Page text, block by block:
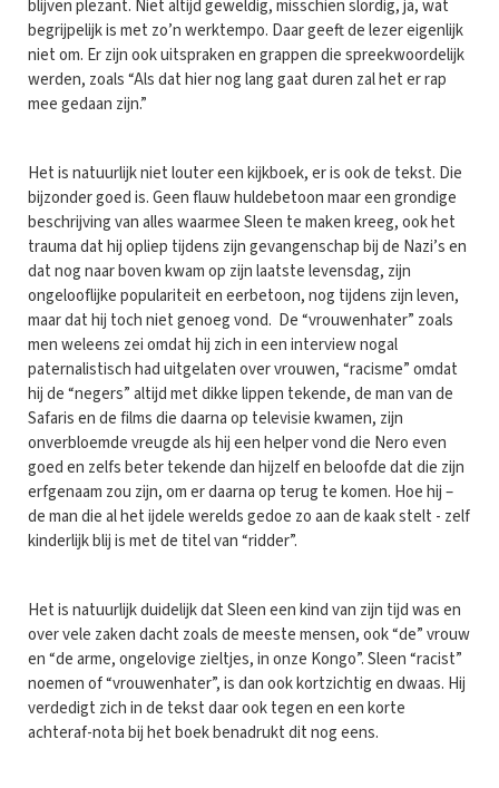
blijven plezant. Niet altijd geweldig, misschien slordig, ja, wat
begrijpelijk is met zo’n werktempo. Daar geeft de lezer eigenlijk
niet om. Er zijn ook uitspraken en grappen die spreekwoordelijk
werden, zoals “Als dat hier nog lang gaat duren zal het er rap
mee gedaan zijn.”
Het is natuurlijk niet louter een kijkboek, er is ook de tekst. Die
bijzonder goed is. Geen flauw huldebetoon maar een grondige
beschrijving van alles waarmee Sleen te maken kreeg, ook het
trauma dat hij opliep tijdens zijn gevangenschap bij de Nazi’s en
dat nog naar boven kwam op zijn laatste levensdag, zijn
ongelooflijke populariteit en eerbetoon, nog tijdens zijn leven,
maar dat hij toch niet genoeg vond. De “vrouwenhater” zoals
men weleens zei omdat hij zich in een interview nogal
paternalistisch had uitgelaten over vrouwen, “racisme” omdat
hij de “negers” altijd met dikke lippen tekende, de man van de
Safaris en de films die daarna op televisie kwamen, zijn
onverbloemde vreugde als hij een helper vond die Nero even
goed en zelfs beter tekende dan hijzelf en beloofde dat die zijn
erfgenaam zou zijn, om er daarna op terug te komen. Hoe hij –
de man die al het ijdele werelds gedoe zo aan de kaak stelt - zelf
kinderlijk blij is met de titel van “ridder”.
Het is natuurlijk duidelijk dat Sleen een kind van zijn tijd was en
over vele zaken dacht zoals de meeste mensen, ook “de” vrouw
en “de arme, ongelovige zieltjes, in onze Kongo”. Sleen “racist”
noemen of “vrouwenhater”, is dan ook kortzichtig en dwaas. Hij
verdedigt zich in de tekst daar ook tegen en een korte
achteraf-nota bij het boek benadrukt dit nog eens.